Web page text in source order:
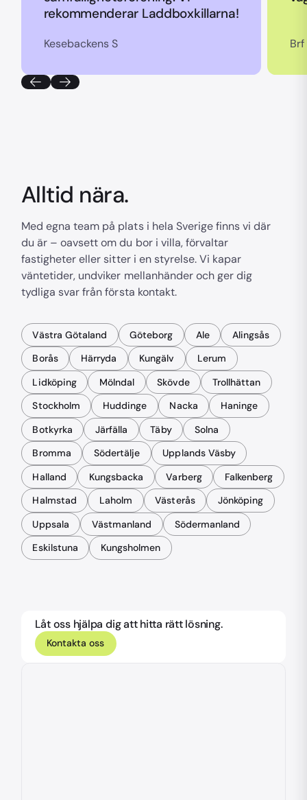
rekommenderar Laddboxkillarna!
Kesebackens S Brf
Alltid nära.
Med egna team på plats i hela Sverige finns vi där
du är – oavsett om du bor i villa, förvaltar
fastigheter eller sitter i en styrelse. Vi kapar
väntetider, undviker mellanhänder och ger dig
tydliga svar från första kontakt.
Västra Götaland Göteborg Ale
Alingsås
Borås
Härryda Kungälv
Lerum
Lidköping
Mölndal Skövde
Trollhättan
Stockholm
Huddinge Nacka
Haninge
Botkyrka
Järfälla Täby
Solna
Bromma
Södertälje
Upplands Väsby
Halland
Kungsbacka Varberg
Falkenberg
Halmstad
Laholm Västerås
Jönköping
Uppsala
Västmanland
Södermanland
Eskilstuna
Kungsholmen
Låt oss hjälpa dig att hitta rätt lösning.
Kontakta oss